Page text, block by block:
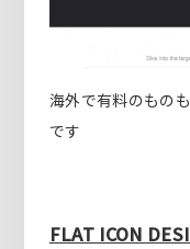
海外で有料のもの
です
FLAT ICON